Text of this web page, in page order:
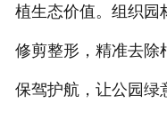
植生态价值。组织园
修剪整形，精准去除
保驾护航，让公园绿